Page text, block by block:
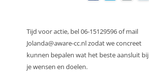
Tijd voor actie, bel 06-15129596 of mail
Jolanda@aware-cc.nl zodat we concreet
kunnen bepalen wat het beste aansluit bij
je wensen en doelen.